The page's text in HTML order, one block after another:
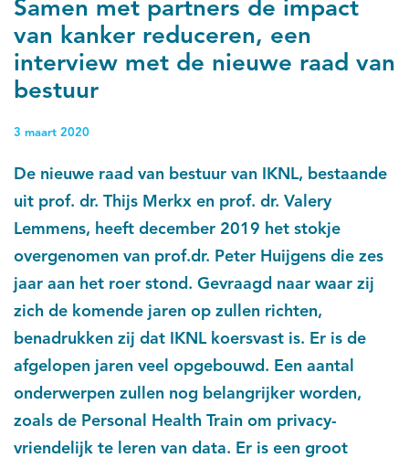
Samen met partners de impact
van kanker reduceren, een
interview met de nieuwe raad van
bestuur
3 maart 2020
De nieuwe raad van bestuur van IKNL, bestaande
uit prof. dr. Thijs Merkx en prof. dr. Valery
Lemmens, heeft december 2019 het stokje
overgenomen van prof.dr. Peter Huijgens die zes
jaar aan het roer stond. Gevraagd naar waar zij
zich de komende jaren op zullen richten,
benadrukken zij dat IKNL koersvast is. Er is de
afgelopen jaren veel opgebouwd. Een aantal
onderwerpen zullen nog belangrijker worden,
zoals de Personal Health Train om privacy-
vriendelijk te leren van data. Er is een groot